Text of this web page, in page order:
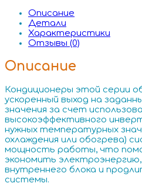
Описание
Детали
Характеристики
Отзывы (0)
Описание
Кондиционеры этой серии
ускоренный выход на
значения за счет
высокоэффективного
нужных температурных
охлаждения или обогрева)
мощность работы, что
экономить
внутреннего блока и
системы.